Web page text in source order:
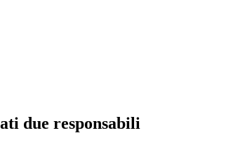
due responsabili